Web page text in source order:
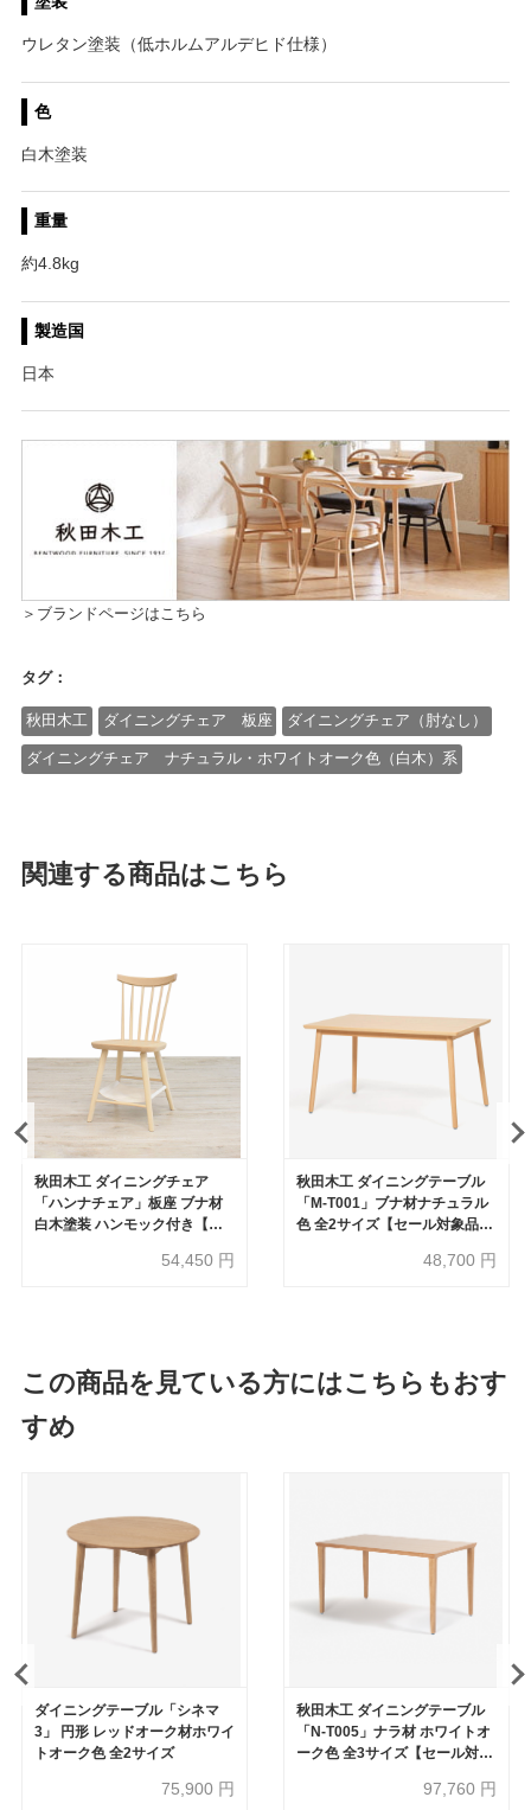
ウレタン塗装（低ホルムアルデヒド仕様）
色
白木塗装
重量
約4.8kg
製造国
日本
＞ブランドページはこちら
タグ：
秋田木工 ダイニングチェア 板座 ダイニングチェア（肘なし）
ダイニングチェア ナチュラル・ホワイトオーク色（白木）系
関連する商品はこちら
秋田木工 ダイニングチェア
「ハンナチェア」板座 ブナ材
白木塗装 ハンモック付き【受
54,450 円
秋田木工 ダイニングテーブル
「M-T001」ブナ材ナチュラル
色 全2サイズ【セール対象品の
48,700 円
この商品を見ている方にはこちらもおす
すめ
ダイニングテーブル「シネマ
3」 円形 レッドオーク材ホワイ
トオーク色 全2サイズ
75,900 円
秋田木工 ダイニングテーブル
「N-T005」ナラ材 ホワイトオ
ーク色 全3サイズ【セール対象
97,760 円